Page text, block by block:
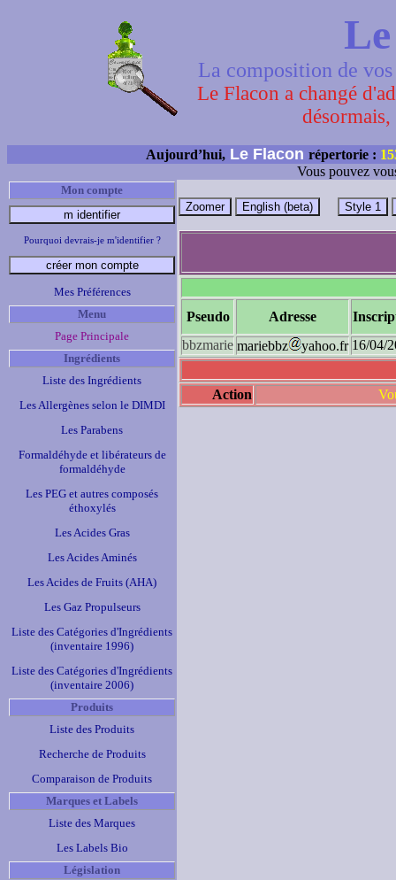
La composition de
Le Flacon a changé
Aujourd’hui, Le Flacon répertorie :
Vous pouvez
Mon compte
Pourquoi devrais-je m'identifier ?
Mes Préférences
Menu
Page Principale
Ingrédients
Liste des Ingrédients
Les Allergènes selon le DIMDI
Les Parabens
Formaldéhyde et libérateurs de
formaldéhyde
Les PEG et autres composés
éthoxylés
Les Acides Gras
Les Acides Aminés
Les Acides de Fruits (AHA)
Les Gaz Propulseurs
Liste des Catégories d'Ingrédients
(inventaire 1996)
Liste des Catégories d'Ingrédients
(inventaire 2006)
Produits
Liste des Produits
Recherche de Produits
Comparaison de Produits
Marques et Labels
Liste des Marques
Les Labels Bio
Législation
Pseudo Adresse
bbzmarie mariebbz yahoo.fr 16/04/
Action